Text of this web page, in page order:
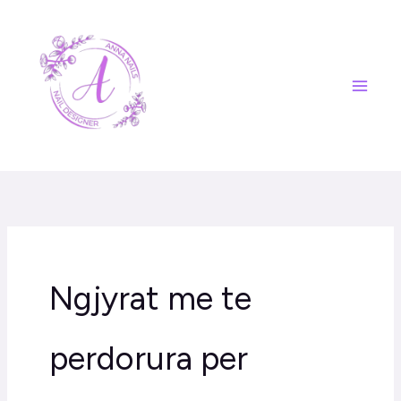
content
Ngjyrat me te
perdorura per